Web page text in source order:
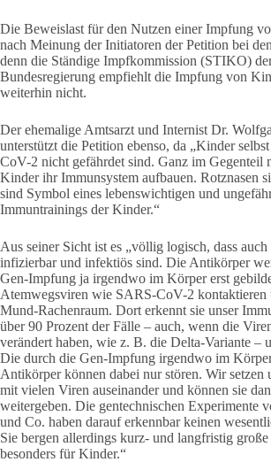
Die Beweislast für den Nutzen einer Impfung
nach Meinung der Initiatoren der Petition bei
denn die Ständige Impfkommission (STIKO)
Bundesregierung empfiehlt die Impfung von
weiterhin nicht.
Der ehemalige Amtsarzt und Internist Dr.
unterstützt die Petition ebenso, da „Kinder
CoV-2 nicht gefährdet sind. Ganz im Gegenteil
Kinder ihr Immunsystem aufbauen. Rotznasen
sind Symbol eines lebenswichtigen und
Immuntrainings der Kinder.“
Aus seiner Sicht ist es „völlig logisch, dass
infizierbar und infektiös sind. Die Antikörper
Gen-Impfung ja irgendwo im Körper erst
Atemwegsviren wie SARS-CoV-2 kontaktieren
Mund-Rachenraum. Dort erkennt sie unser
über 90 Prozent der Fälle – auch, wenn die
verändert haben, wie z. B. die Delta-Variante –
Die durch die Gen-Impfung irgendwo im
Antikörper können dabei nur stören. Wir setzen
mit vielen Viren auseinander und können sie
weitergeben. Die gentechnischen Experimente
und Co. haben darauf erkennbar keinen
Sie bergen allerdings kurz- und langfristig
besonders für Kinder.“